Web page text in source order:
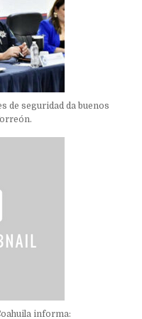
de seguridad da buenos
informa: